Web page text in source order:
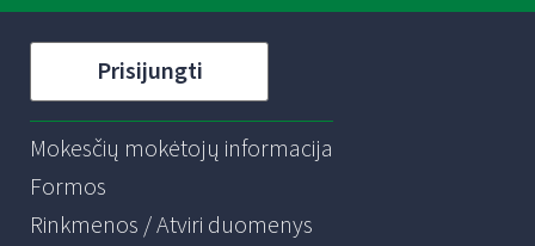
Prisijungti
Mokesčių mokėtojų informacija
Formos
Rinkmenos / Atviri duomenys